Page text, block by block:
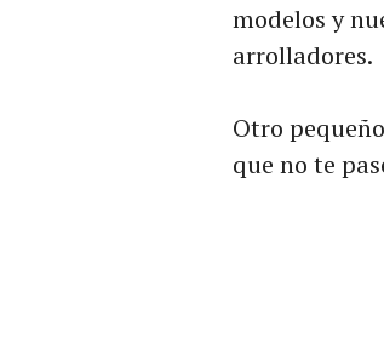
modelos y
arrolladores.
Otro
que no te